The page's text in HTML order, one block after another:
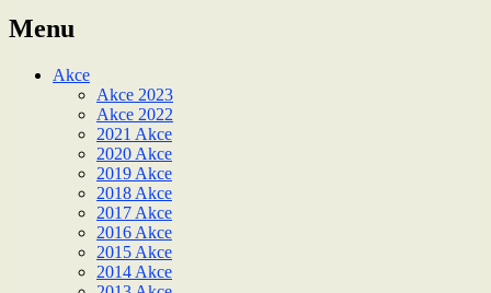
Menu
Akce
Akce 2023
Akce 2022
2021 Akce
2020 Akce
2019 Akce
2018 Akce
2017 Akce
2016 Akce
2015 Akce
2014 Akce